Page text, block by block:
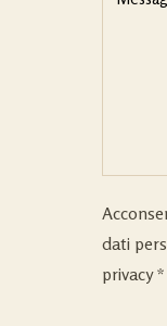
dati
privacy*